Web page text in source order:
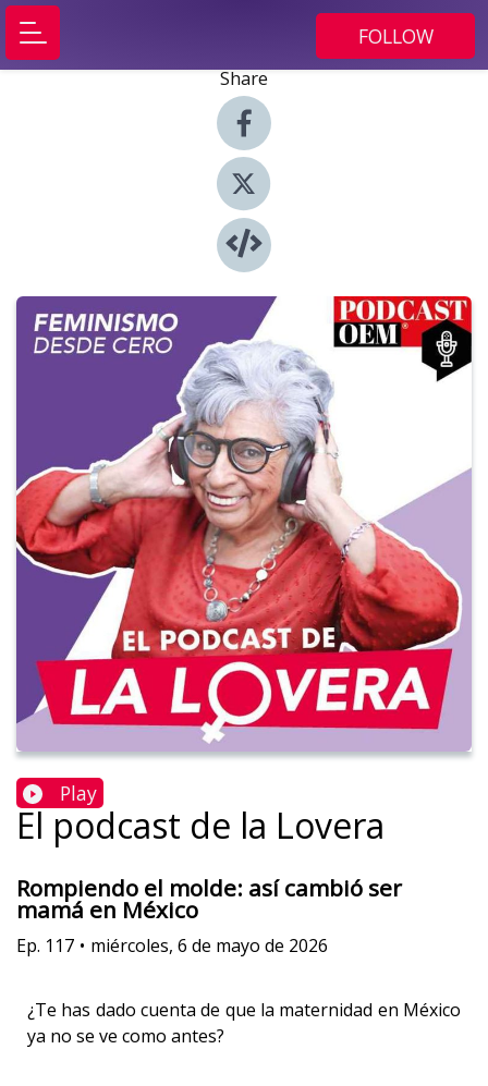
FOLLOW
Share
Play
El podcast de la Lovera
Rompiendo el molde: así cambió ser
mamá en México
Ep. 117 • miércoles, 6 de mayo de 2026
¿Te has dado cuenta de que la maternidad en México
ya no se ve como antes?